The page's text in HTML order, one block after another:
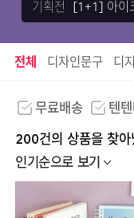
기획전 [1+1] 아이
기획전 바로가기
전체 디자인문구 디
무료배송 텐
200건의 상품을 찾아
인기순으로 보기